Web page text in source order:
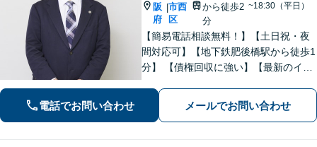
阪
府
|市西
区
から徒歩2
分
~18:30（平日）
【簡易電話相談無料！】【土日祝・夜
間対応可】【地下鉄肥後橋駅から徒歩1
分】 【債権回収に強い】【最新のイン
けで解決することもよくあります。ま
ずはお気軽にご相談下さい。【ビデオ
電話でお問い合わせ メールでお問い合わせ